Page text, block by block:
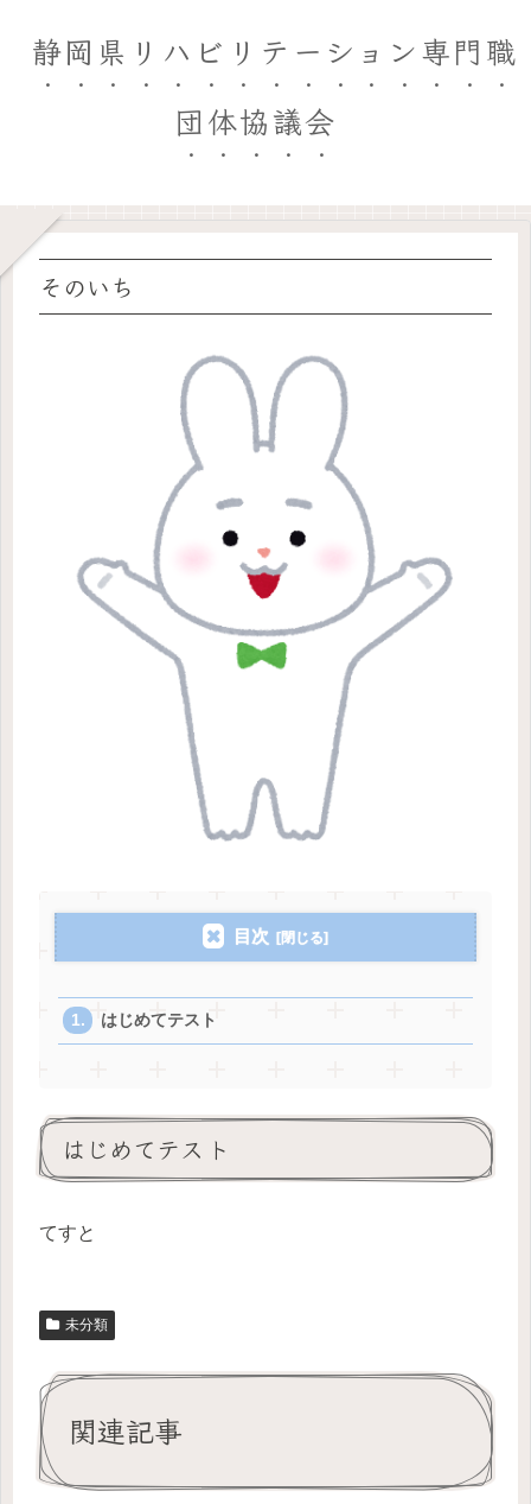
静岡県リハビリテーション専門職
団体協議会
そのいち
目次
はじめてテスト
はじめてテスト
てすと
未分類
関連記事